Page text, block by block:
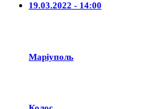
19.03.2022 - 14:00
Маріуполь